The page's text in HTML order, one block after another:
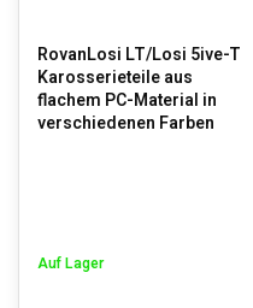
RovanLosi LT/Losi 5ive-T
Karosserieteile aus
flachem PC-Material in
verschiedenen Farben
Auf Lager